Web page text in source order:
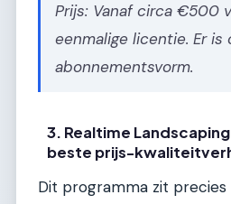
Prijs: Vanaf circa €500
eenmalige licentie. Er is
abonnementsvorm.
3. Realtime
beste prijs-
Dit programma zit